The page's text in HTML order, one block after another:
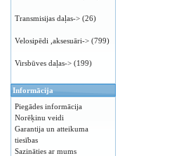
Transmisijas daļas-> (26)
Velosipēdi ,aksesuāri-> (799)
Virsbūves daļas-> (199)
Informācija
Piegādes informācija
Norēķinu veidi
Garantija un atteikuma
tiesības
Sazināties ar mums